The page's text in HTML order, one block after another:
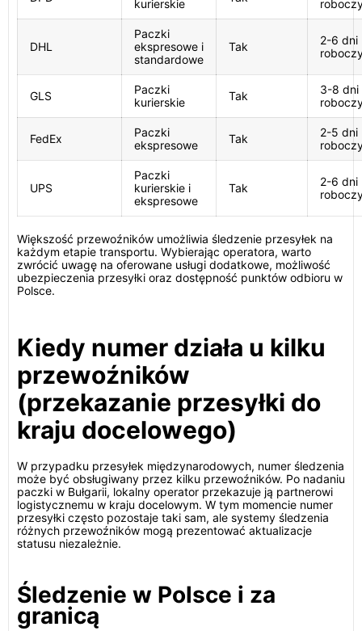
kurierskie
DHL
Paczki
ekspresowe i
standardowe
Tak
2-6 dni
GLS
Paczki
kurierskie
Tak
3-8 dni
FedEx
Paczki
ekspresowe
Tak
2-5 dni
UPS
Paczki
kurierskie i
ekspresowe
Tak
2-6 dni
Większość przewoźników umożliwia śledzenie przesyłek na
każdym etapie transportu. Wybierając operatora, warto
zwrócić uwagę na oferowane usługi dodatkowe, możliwość
ubezpieczenia przesyłki oraz dostępność punktów odbioru w
Polsce.
Kiedy numer działa u kilku
przewoźników
(przekazanie przesyłki do
kraju docelowego)
W przypadku przesyłek międzynarodowych, numer śledzenia
może być obsługiwany przez kilku przewoźników. Po nadaniu
paczki w Bułgarii, lokalny operator przekazuje ją partnerowi
logistycznemu w kraju docelowym. W tym momencie numer
przesyłki często pozostaje taki sam, ale systemy śledzenia
różnych przewoźników mogą prezentować aktualizacje
statusu niezależnie.
Śledzenie w Polsce i za
granicą